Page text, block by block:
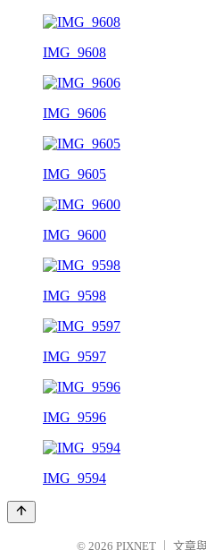
IMG_9608
IMG_9606
IMG_9605
IMG_9600
IMG_9598
IMG_9597
IMG_9596
IMG_9594
© 2026 PIXNET 文章